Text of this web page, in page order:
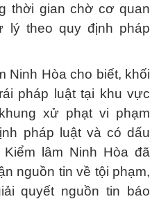
thời gian chờ cơ quan
lý theo quy định pháp
Ninh Hòa cho biết, khối
pháp luật tại khu vực
xử phạt vi phạm
pháp luật và có dấu
lâm Ninh Hòa đã
nguồn tin về tội phạm,
quyết nguồn tin báo